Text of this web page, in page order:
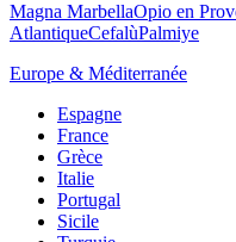
Magna MarbellaOpio en
AtlantiqueCefalùPalmiye
Europe & Méditerranée
Espagne
France
Grèce
Italie
Portugal
Sicile